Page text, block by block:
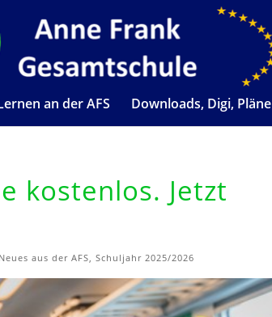
an der AFS Downloads, Digi, Pläne
kostenlos. Jetzt
Neues aus der AFS,Schuljahr 2025/2026